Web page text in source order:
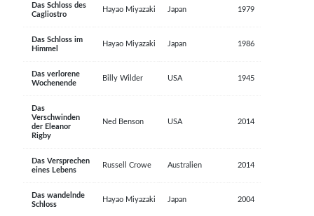
Das Schloss des
Cagliostro
Hayao Miyazaki Japan 1979
Das Schloss im
Himmel
Hayao Miyazaki Japan 1986
Das verlorene
Wochenende
Billy Wilder USA 1945
Das
Verschwinden
der Eleanor
Rigby
Ned Benson USA 2014
Das Versprechen
eines Lebens
Russell Crowe Australien 2014
Das wandelnde
Schloss
Hayao Miyazaki Japan 2004